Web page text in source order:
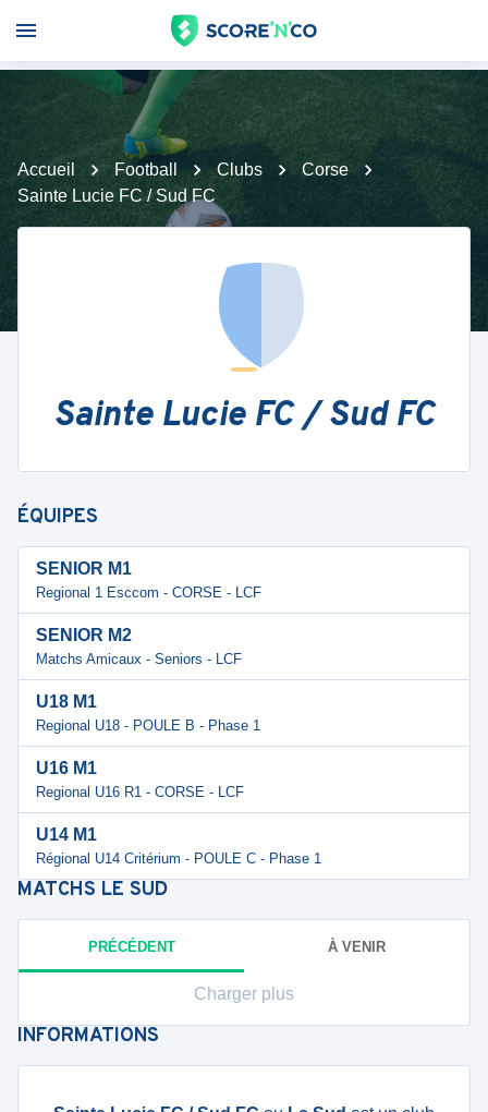
Accueil Football Clubs
Corse
Sainte Lucie FC / Sud FC
Sainte Lucie FC / Sud FC
ÉQUIPES
SENIOR M1
Regional 1 Esccom - CORSE - LCF
SENIOR M2
Matchs Amicaux - Seniors - LCF
U18 M1
Regional U18 - POULE B - Phase 1
U16 M1
Regional U16 R1 - CORSE - LCF
U14 M1
Régional U14 Critérium - POULE C - Phase 1
MATCHS LE SUD
PRÉCÉDENT À VENIR
Charger plus
INFORMATIONS